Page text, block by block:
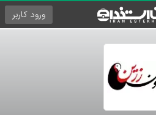
ورود کاربر